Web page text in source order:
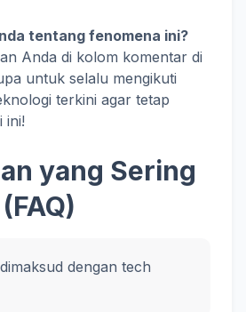
tentang fenomena ini?
Anda di kolom komentar di
untuk selalu mengikuti
terkini agar tetap
ini!
yang Sering
dengan tech